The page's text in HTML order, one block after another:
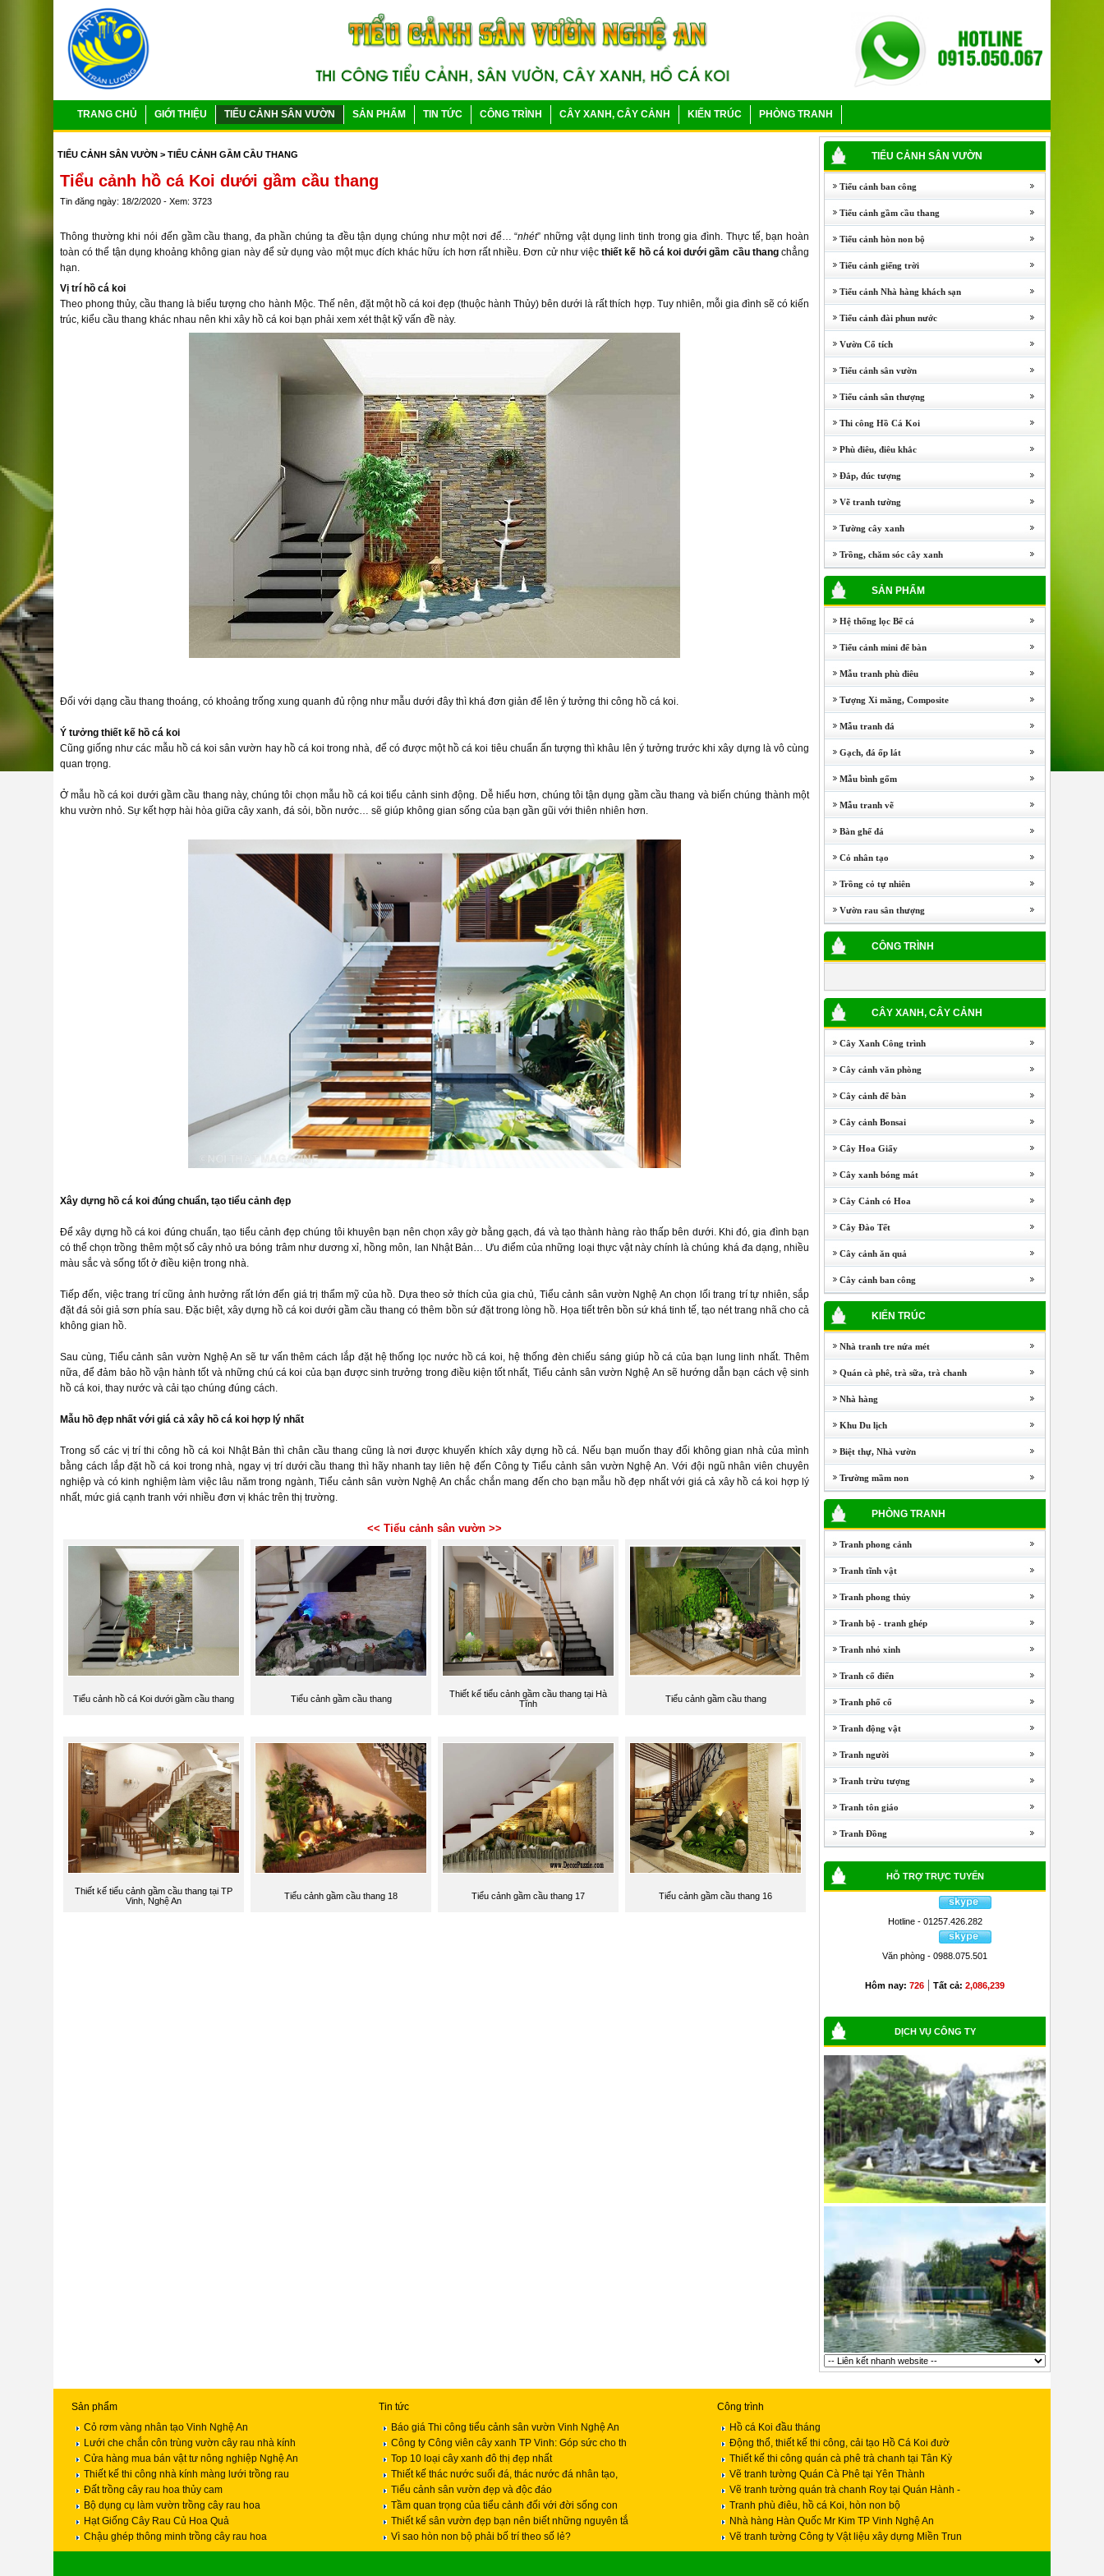
TRANG CHỦ GIỚI THIỆU TIỂU CẢNH SÂN VƯỜN SẢN PHẨM TIN TỨC CÔNG TRÌNH CÂY XANH, CÂY CẢNH KIẾN TRÚC PHÒNG TRANH
TIỂU CẢNH SÂN VƯỜN > TIỂU CẢNH GẦM CẦU THANG
Tiểu cảnh hồ cá Koi dưới gầm cầu thang
Tin đăng ngày: 18/2/2020 - Xem: 3723
Thông thường khi nói đến gầm cầu thang, đa phần chúng ta đều tận dụng chúng như một nơi để… “nhét” những vật dụng linh tinh trong gia đình. Thực tế, bạn hoàn
toàn có thể tận dụng khoảng không gian này để sử dụng vào một mục đích khác hữu ích hơn rất nhiều. Đơn cử như việcthiết kế hồ cá koi dưới gầm cầu thangchẳng
hạn.
Vị trí hồ cá koi
Theo phong thủy, cầu thang là biểu tượng cho hành Mộc. Thế nên, đặt một hồ cá koi đẹp (thuộc hành Thủy) bên dưới là rất thích hợp. Tuy nhiên, mỗi gia đình sẽ có kiến
trúc, kiểu cầu thang khác nhau nên khi xây hồ cá koi bạn phải xem xét thật kỹ vấn đề này.
Đối với dạng cầu thang thoáng, có khoảng trống xung quanh đủ rộng như mẫu dưới đây thì khá đơn giản để lên ý tưởng thi công hồ cá koi.
Ý tưởng thiết kế hồ cá koi
Cũng giống như các mẫu hồ cá koi sân vườn hay hồ cá koi trong nhà, để có được một hồ cá koi tiêu chuẩn ấn tượng thì khâu lên ý tưởng trước khi xây dựng là vô cùng
quan trọng.
Ở mẫu hồ cá koi dưới gầm cầu thang này, chúng tôi chọn mẫu hồ cá koi tiểu cảnh sinh động. Dễ hiểu hơn, chúng tôi tận dụng gầm cầu thang và biến chúng thành một
khu vườn nhỏ. Sự kết hợp hài hòa giữa cây xanh, đá sỏi, bồn nước… sẽ giúp không gian sống của bạn gần gũi với thiên nhiên hơn.
Xây dựng hồ cá koi đúng chuẩn, tạo tiểu cảnh đẹp
Để xây dựng hồ cá koi đúng chuẩn, tạo tiểu cảnh đẹp chúng tôi khuyên bạn nên chọn xây gờ bằng gạch, đá và tạo thành hàng rào thấp bên dưới. Khi đó, gia đình bạn
có thể chọn trồng thêm một số cây nhỏ ưa bóng trâm như dương xỉ, hồng môn, lan Nhật Bản… Ưu điểm của những loại thực vật này chính là chúng khá đa dạng, nhiều
màu sắc và sống tốt ở điều kiện trong nhà.
Tiếp đến, việc trang trí cũng ảnh hưởng rất lớn đến giá trị thẩm mỹ của hồ. Dựa theo sở thích của gia chủ, Tiểu cảnh sân vườn Nghệ An chọn lối trang trí tự nhiên, sắp
đặt đá sỏi giả sơn phía sau. Đặc biệt, xây dựng hồ cá koi dưới gầm cầu thang có thêm bồn sứ đặt trong lòng hồ. Họa tiết trên bồn sứ khá tinh tế, tạo nét trang nhã cho cả
không gian hồ.
Sau cùng, Tiểu cảnh sân vườn Nghệ An sẽ tư vấn thêm cách lắp đặt hệ thống lọc nước hồ cá koi, hệ thống đèn chiếu sáng giúp hồ cá của bạn lung linh nhất. Thêm
nữa, để đảm bảo hồ vận hành tốt và những chú cá koi của bạn được sinh trưởng trong điều kiện tốt nhất, Tiểu cảnh sân vườn Nghệ An sẽ hướng dẫn bạn cách vệ sinh
hồ cá koi, thay nước và cải tạo chúng đúng cách.
Mẫu hồ đẹp nhất với giá cả xây hồ cá koi hợp lý nhất
Trong số các vị trí thi công hồ cá koi Nhật Bản thì chân cầu thang cũng là nơi được khuyến khích xây dựng hồ cá. Nếu bạn muốn thay đổi không gian nhà của mình
bằng cách lắp đặt hồ cá koi trong nhà, ngay vị trí dưới cầu thang thì hãy nhanh tay liên hệ đến Công ty Tiểu cảnh sân vườn Nghệ An. Với đội ngũ nhân viên chuyên
nghiệp và có kinh nghiệm làm việc lâu năm trong ngành, Tiểu cảnh sân vườn Nghệ An chắc chắn mang đến cho bạn mẫu hồ đẹp nhất với giá cả xây hồ cá koi hợp lý
nhất, mức giá cạnh tranh với nhiều đơn vị khác trên thị trường.
<< Tiểu cảnh sân vườn >>
Tiểu cảnh hồ cá Koi dưới gầm cầu thang Tiểu cảnh gầm cầu thang
Thiết kế tiểu cảnh gầm cầu thang tại Hà
Tĩnh
Tiểu cảnh gầm cầu thang
Thiết kế tiểu cảnh gầm cầu thang tại TP
Vinh, Nghệ An
Tiểu cảnh gầm cầu thang 18 Tiểu cảnh gầm cầu thang 17 Tiểu cảnh gầm cầu thang 16
TIỂU CẢNH SÂN VƯỜN
Tiểu cảnh ban công
Tiểu cảnh gầm cầu thang
Tiểu cảnh hòn non bộ
Tiểu cảnh giếng trời
Tiểu cảnh Nhà hàng khách sạn
Tiểu cảnh đài phun nước
Vườn Cổ tích
Tiểu cảnh sân vườn
Tiểu cảnh sân thượng
Thi công Hồ Cá Koi
Phù điêu, điêu khắc
Đắp, đúc tượng
Vẽ tranh tường
Tường cây xanh
Trồng, chăm sóc cây xanh
SẢN PHẨM
Hệ thống lọc Bể cá
Tiểu cảnh mini để bàn
Mẫu tranh phù điêu
Tượng Xi măng, Composite
Mẫu tranh đá
Gạch, đá ốp lát
Mẫu bình gốm
Mẫu tranh vẽ
Bàn ghế đá
Cỏ nhân tạo
Trồng cỏ tự nhiên
Vườn rau sân thượng
CÔNG TRÌNH
CÂY XANH, CÂY CẢNH
Cây Xanh Công trình
Cây cảnh văn phòng
Cây cảnh để bàn
Cây cảnh Bonsai
Cây Hoa Giấy
Cây xanh bóng mát
Cây Cảnh có Hoa
Cây Đào Tết
Cây cảnh ăn quả
Cây cảnh ban công
KIẾN TRÚC
Nhà tranh tre nứa mét
Quán cà phê, trà sữa, trà chanh
Nhà hàng
Khu Du lịch
Biệt thự, Nhà vườn
Trường mầm non
PHÒNG TRANH
Tranh phong cảnh
Tranh tĩnh vật
Tranh phong thủy
Tranh bộ - tranh ghép
Tranh nhỏ xinh
Tranh cổ điển
Tranh phố cổ
Tranh động vật
Tranh người
Tranh trừu tượng
Tranh tôn giáo
Tranh Đồng
HỖ TRỢ TRỰC TUYẾN
Hotline - 01257.426.282
Văn phòng - 0988.075.501
Hôm nay: 726 | Tất cả: 2,086,239
DỊCH VỤ CÔNG TY
Sản phẩm
Cỏ rơm vàng nhân tạo Vinh Nghệ An
Lưới che chắn côn trùng vườn cây rau nhà kính
Cửa hàng mua bán vật tư nông nghiệp Nghệ An
Thiết kế thi công nhà kính màng lưới trồng rau
Đất trồng cây rau hoa thủy cam
Bộ dụng cụ làm vườn trồng cây rau hoa
Hạt Giống Cây Rau Củ Hoa Quả
Chậu ghép thông minh trồng cây rau hoa
Tin tức
Báo giá Thi công tiểu cảnh sân vườn Vinh Nghệ An
Công ty Công viên cây xanh TP Vinh: Góp sức cho th
Top 10 loại cây xanh đô thị đẹp nhất
Thiết kế thác nước suối đá, thác nước đá nhân tạo,
Tiểu cảnh sân vườn đẹp và độc đáo
Tầm quan trọng của tiểu cảnh đối với đời sống con
Thiết kế sân vườn đẹp bạn nên biết những nguyên tắ
Vì sao hòn non bộ phải bố trí theo số lẻ?
Công trình
Hồ cá Koi đầu tháng
Động thổ, thiết kế thi công, cải tạo Hồ Cá Koi đườ
Thiết kế thi công quán cà phê trà chanh tại Tân Kỳ
Vẽ tranh tường Quán Cà Phê tại Yên Thành
Vẽ tranh tường quán trà chanh Roy tại Quán Hành -
Tranh phù điêu, hồ cá Koi, hòn non bộ
Nhà hàng Hàn Quốc Mr Kim TP Vinh Nghệ An
Vẽ tranh tường Công ty Vật liệu xây dựng Miền Trun